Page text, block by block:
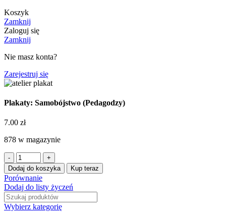
Koszyk
Zamknij
Zaloguj się
Zamknij
Nie masz konta?
Zarejestruj się
Plakaty: Samobójstwo (Pedagodzy)
7.00 zł
878 w magazynie
Dodaj do koszyka Kup teraz
Porównanie
Dodaj do listy życzeń
Wybierz kategorię